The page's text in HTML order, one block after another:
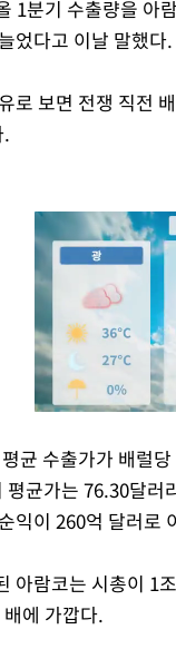
1분기 수출량을 아
었다고 이날 말했다.
로 보면 전쟁 직전
.
균 수출가가 배럴
균가는 76.30달
익이 260억 달러로
아람코는 시총이 1
에 가깝다.